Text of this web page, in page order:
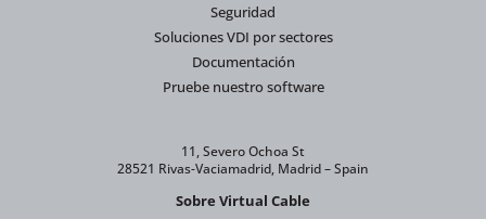
Seguridad
Soluciones VDI por sectores
Documentación
Pruebe nuestro software
11, Severo Ochoa St
28521 Rivas-Vaciamadrid, Madrid – Spain
Sobre Virtual Cable